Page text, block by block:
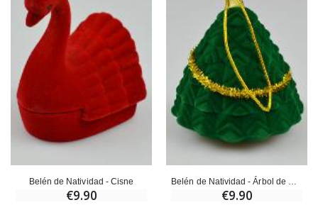
Belén de Natividad - Cisne
€9.90 €9.90